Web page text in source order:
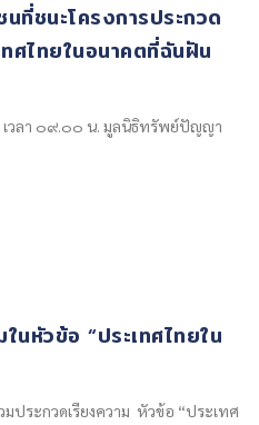
ที่ชนะโครงการประกวด
ศไทยในอนาคตที่ฉันฝัน
วลา ๐๙.๐๐ น. มูลนิธิทรัพย์ปัญญา
นหัวข้อ “ประเทศไทยใน
ประกวดเรียงความ หัวข้อ “ประเทศ